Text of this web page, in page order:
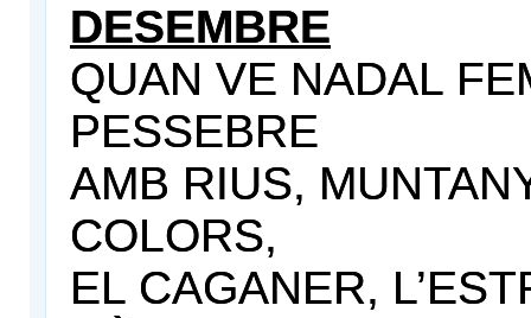
DESEMBRE
QUAN VE NADAL
PESSEBRE
AMB RIUS,
COLORS,
EL CAGANER,